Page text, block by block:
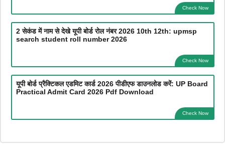
Check Now
2 सेकंड में नाम से देखे यूपी बोर्ड रोल नंबर 2026 10th 12th: upmsp
search student roll number 2026
Check Now
यूपी बोर्ड प्रैक्टिकल एडमिट कार्ड 2026 पीडीएफ डाउनलोड करें: UP Board
Practical Admit Card 2026 Pdf Download
Check Now